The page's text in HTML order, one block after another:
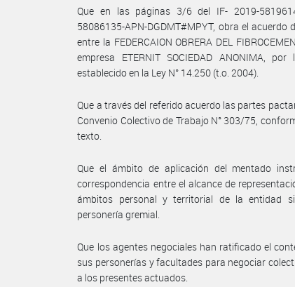
Que en las páginas 3/6 del IF- 2019-
58086135-APN-DGDMT#MPYT, obra el
entre la FEDERCAION OBRERA DEL
empresa ETERNIT SOCIEDAD ANONIMA,
establecido en la Ley N° 14.250 (t.o. 2004).
Que a través del referido acuerdo las partes
Convenio Colectivo de Trabajo N° 303/75,
texto.
Que el ámbito de aplicación del mentado
correspondencia entre el alcance de
ámbitos personal y territorial de la entidad
personería gremial.
Que los agentes negociales han ratificado el
sus personerías y facultades para negociar
a los presentes actuados.